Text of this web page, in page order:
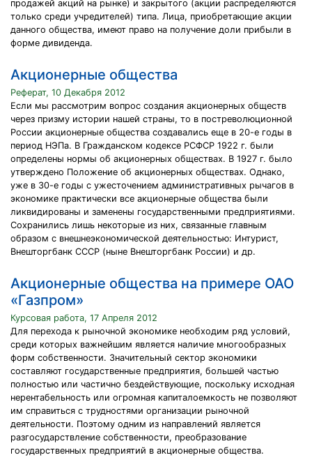
продажей акций на рынке) и закрытого (акции распределяются
только среди учредителей) типа. Лица, приобретающие акции
данного общества, имеют право на получение доли прибыли в
форме дивиденда.
Акционерные общества
Реферат, 10 Декабря 2012
Если мы рассмотрим вопрос создания акционерных обществ
через призму истории нашей страны, то в постреволюционной
России акционерные общества создавались еще в 20-е годы в
период НЭПа. В Гражданском кодексе РСФСР 1922 г. были
определены нормы об акционерных обществах. В 1927 г. было
утверждено Положение об акционерных обществах. Однако,
уже в 30-е годы с ужесточением административных рычагов в
экономике практически все акционерные общества были
ликвидированы и заменены государственными предприятиями.
Сохранились лишь некоторые из них, связанные главным
образом с внешнеэкономической деятельностью: Интурист,
Внешторгбанк СССР (ныне Внешторгбанк России) и др.
Акционерные общества на примере ОАО
«Газпром»
Курсовая работа, 17 Апреля 2012
Для перехода к рыночной экономике необходим ряд условий,
среди которых важнейшим является наличие многообразных
форм собственности. Значительный сектор экономики
составляют государственные предприятия, большей частью
полностью или частично бездействующие, поскольку исходная
нерентабельность или огромная капиталоемкость не позволяют
им справиться с трудностями организации рыночной
деятельности. Поэтому одним из направлений является
разгосударствление собственности, преобразование
государственных предприятий в акционерные общества.